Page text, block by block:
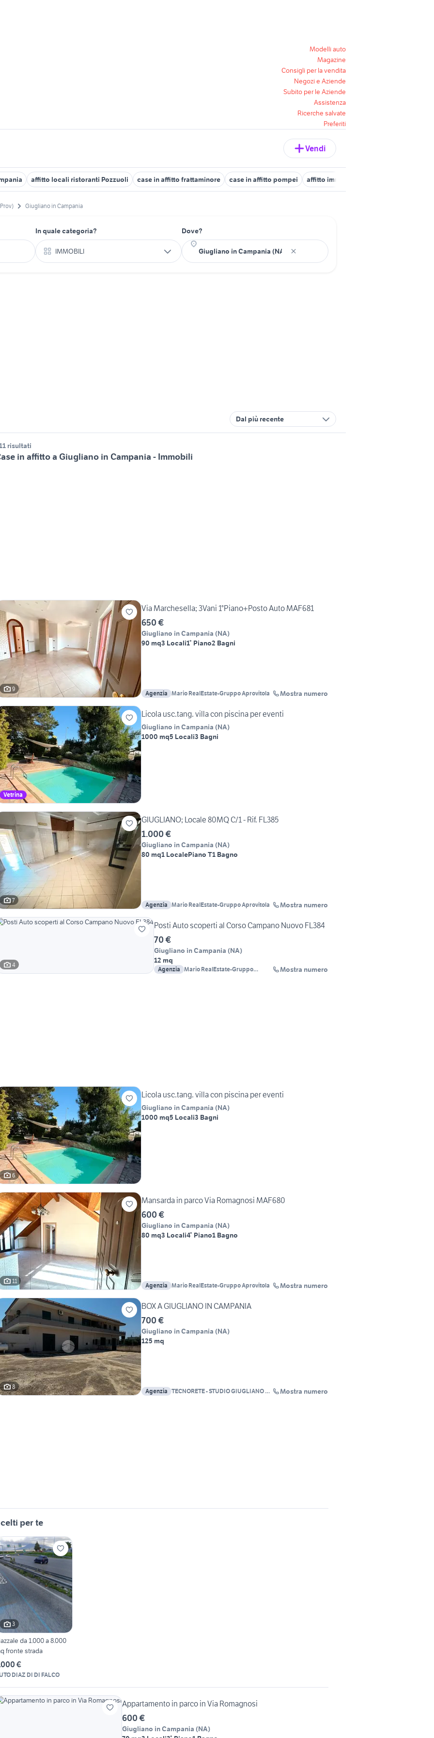
Modelli auto
Magazine
Consigli per la vendita
Negozi e Aziende
Subito per le Aziende
Assistenza
Ricerche salvate
Preferiti
Vendi
affitto locali ristoranti Pozzuoli case in affitto frattaminore case in affitto pompei affitto immobili San Gennaro Vesuviano
Giugliano in Campania
In quale categoria?
IMMOBILI
Dove?
Dal più recente
risultati
in affitto a Giugliano in Campania - Immobili
9
Via Marchesella; 3Vani 1°Piano+Posto Auto MAF681
650 €
Giugliano in Campania (NA)
90 mq3 Locali1° Piano2 Bagni
Agenzia Mario RealEstate-Gruppo Aprovitola Mostra numero
Vetrina
Licola usc.tang. villa con piscina per eventi
Giugliano in Campania (NA)
1000 mq5 Locali3 Bagni
7
GIUGLIANO; Locale 80MQ C/1 - Rif. FL385
1.000 €
Giugliano in Campania (NA)
80 mq1 LocalePiano T1 Bagno
Agenzia Mario RealEstate-Gruppo Aprovitola Mostra numero
4
Posti Auto scoperti al Corso Campano Nuovo FL384
70 €
Giugliano in Campania (NA)
12 mq
Agenzia Mario RealEstate-Gruppo
Mostra numero
6
Licola usc.tang. villa con piscina per eventi
Giugliano in Campania (NA)
1000 mq5 Locali3 Bagni
11
Mansarda in parco Via Romagnosi MAF680
600 €
Giugliano in Campania (NA)
80 mq3 Locali4° Piano1 Bagno
Agenzia Mario RealEstate-Gruppo Aprovitola Mostra numero
8
BOX A GIUGLIANO IN CAMPANIA
700 €
Giugliano in Campania (NA)
125 mq
Agenzia TECNORETE - STUDIO GIUGLIANO 2
Mostra numero
per te
3
da 1.000 a 8.000
fronte strada
€
DIAZ DI DI FALCO
Appartamento in parco in Via Romagnosi
600 €
Giugliano in Campania (NA)